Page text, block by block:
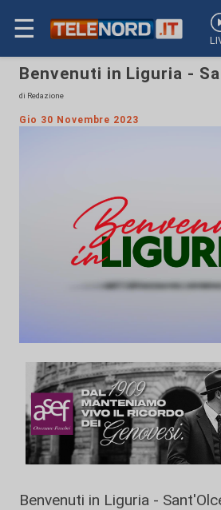
☰
Benvenuti in Liguria -
di Redazione
Gio 30 Novembre 2023
Benvenuti in Liguria -